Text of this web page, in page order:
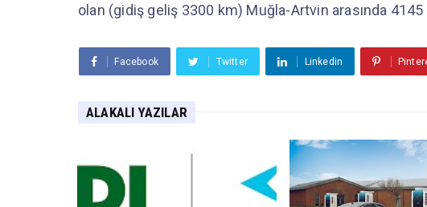
olan (gidiş geliş 3300 km) Muğla-Artvin arasında
Facebook Twitter Linkedin
ALAKALI YAZILAR